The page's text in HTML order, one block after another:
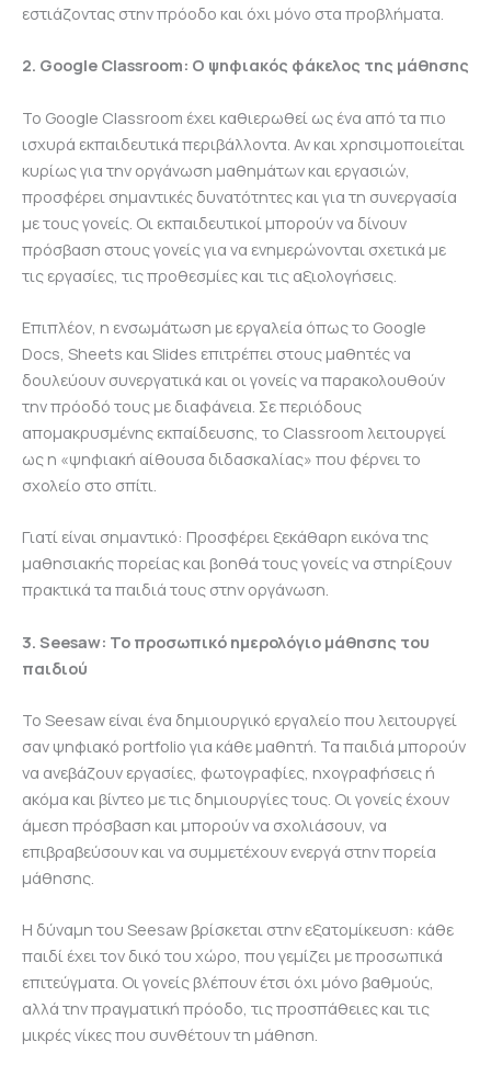
εστιάζοντας στην πρόοδο και όχι μόνο στα προβλήματα.
2. Google Classroom: Ο ψηφιακός φάκελος της μάθησης
Το Google Classroom έχει καθιερωθεί ως ένα από τα πιο
ισχυρά εκπαιδευτικά περιβάλλοντα. Αν και χρησιμοποιείται
κυρίως για την οργάνωση μαθημάτων και εργασιών,
προσφέρει σημαντικές δυνατότητες και για τη συνεργασία
με τους γονείς. Οι εκπαιδευτικοί μπορούν να δίνουν
πρόσβαση στους γονείς για να ενημερώνονται σχετικά με
τις εργασίες, τις προθεσμίες και τις αξιολογήσεις.
Επιπλέον, η ενσωμάτωση με εργαλεία όπως το Google
Docs, Sheets και Slides επιτρέπει στους μαθητές να
δουλεύουν συνεργατικά και οι γονείς να παρακολουθούν
την πρόοδό τους με διαφάνεια. Σε περιόδους
απομακρυσμένης εκπαίδευσης, το Classroom λειτουργεί
ως η «ψηφιακή αίθουσα διδασκαλίας» που φέρνει το
σχολείο στο σπίτι.
Γιατί είναι σημαντικό: Προσφέρει ξεκάθαρη εικόνα της
μαθησιακής πορείας και βοηθά τους γονείς να στηρίξουν
πρακτικά τα παιδιά τους στην οργάνωση.
3. Seesaw: Το προσωπικό ημερολόγιο μάθησης του
παιδιού
Το Seesaw είναι ένα δημιουργικό εργαλείο που λειτουργεί
σαν ψηφιακό portfolio για κάθε μαθητή. Τα παιδιά μπορούν
να ανεβάζουν εργασίες, φωτογραφίες, ηχογραφήσεις ή
ακόμα και βίντεο με τις δημιουργίες τους. Οι γονείς έχουν
άμεση πρόσβαση και μπορούν να σχολιάσουν, να
επιβραβεύσουν και να συμμετέχουν ενεργά στην πορεία
μάθησης.
Η δύναμη του Seesaw βρίσκεται στην εξατομίκευση: κάθε
παιδί έχει τον δικό του χώρο, που γεμίζει με προσωπικά
επιτεύγματα. Οι γονείς βλέπουν έτσι όχι μόνο βαθμούς,
αλλά την πραγματική πρόοδο, τις προσπάθειες και τις
μικρές νίκες που συνθέτουν τη μάθηση.